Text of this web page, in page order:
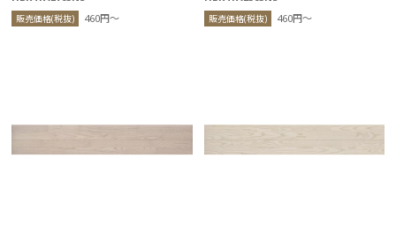
販売価格(税抜) 460円〜 販売価格(税抜) 460円〜